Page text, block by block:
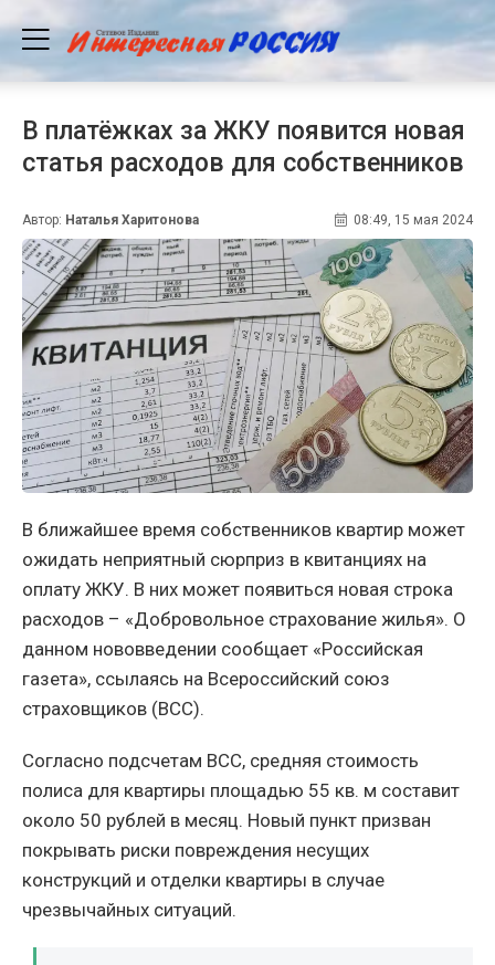
В платёжках за ЖКУ появится новая
статья расходов для собственников
Автор: Наталья Харитонова 08:49, 15 мая 2024
В ближайшее время собственников квартир может
ожидать неприятный сюрприз в квитанциях на
оплату ЖКУ. В них может появиться новая строка
расходов – «Добровольное страхование жилья». О
данном нововведении сообщает «Российская
газета», ссылаясь на Всероссийский союз
страховщиков (ВСС).
Согласно подсчетам ВСС, средняя стоимость
полиса для квартиры площадью 55 кв. м составит
около 50 рублей в месяц. Новый пункт призван
покрывать риски повреждения несущих
конструкций и отделки квартиры в случае
чрезвычайных ситуаций.